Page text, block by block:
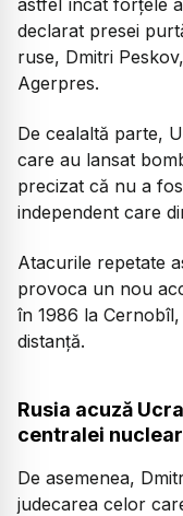
declarat presei
ruse, Dmitri
Agerpres.
De cealaltă parte,
care au lansat
precizat că nu a
independent care
Atacurile repetate
provoca un nou
în 1986 la
distanţă.
Rusia acuză
centralei
De asemenea,
judecarea celor